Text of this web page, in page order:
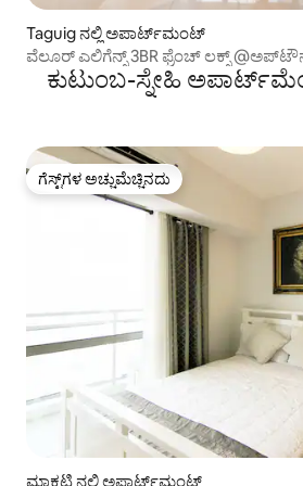
Taguig ನಲ್ಲಿ ಅಪಾರ್ಟ್‌ಮಂಟ್
ವೆಲೂರ್ ಎಲಿಗೆನ್ಸ್ 3BR ಫ್ರೆಂಚ್ ಲಕ್ಸ್
ಕುಟುಂಬ-ಸ್ನೇಹಿ
ಗೆಸ್ಟ್‌ಗಳ ಅಚ್ಚುಮೆಚ್ಚಿನದು
ಗೆಸ್ಟ್‌ಗಳ ಅಚ್ಚುಮೆಚ್ಚಿನದು
ಮಾಕಟಿ ನಲ್ಲಿ ಅಪಾರ್ಟ್‌ಮಂಟ್